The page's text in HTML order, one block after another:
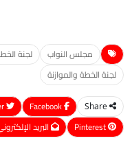
مجلس النواب
لجنة
لجنة الخطة والموازنة
Share
Pinterest
البريد